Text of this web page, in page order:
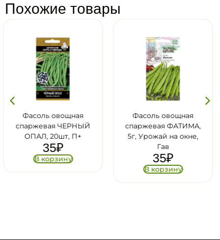
Похожие товары
Фасоль овощная
спаржевая ФАТИМА,
5г, Урожай на окне,
Фасоль
спаржевая
5гр, Гав